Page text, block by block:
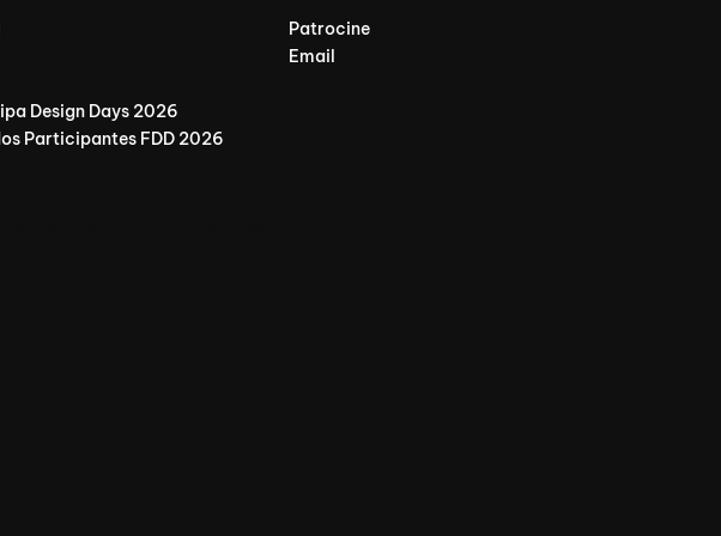
Design Days 2026
Participantes FDD 2026
Patrocine
Email